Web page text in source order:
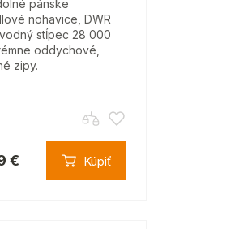
pánske
nohavice, DWR
stĺpec 28 000
oddychové,
zipy.
€ Kúpiť